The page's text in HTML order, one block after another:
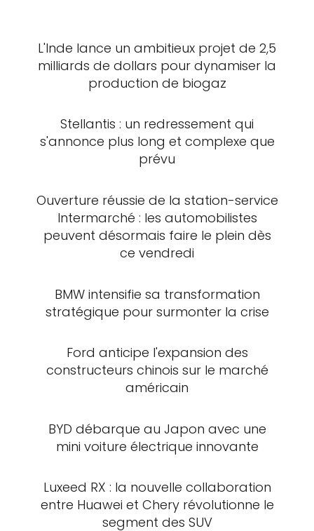
L'Inde lance un ambitieux projet de 2,5
milliards de dollars pour dynamiser la
production de biogaz
Stellantis : un redressement qui
s'annonce plus long et complexe que
prévu
Ouverture réussie de la station-service
Intermarché : les automobilistes
peuvent désormais faire le plein dès
ce vendredi
BMW intensifie sa transformation
stratégique pour surmonter la crise
Ford anticipe l'expansion des
constructeurs chinois sur le marché
américain
BYD débarque au Japon avec une
mini voiture électrique innovante
Luxeed RX : la nouvelle collaboration
entre Huawei et Chery révolutionne le
segment des SUV